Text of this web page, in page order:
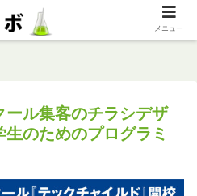
ール集客のチラシデザ
のためのプログラミ
メニュー